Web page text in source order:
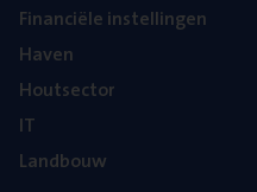
Finan­ci­ë­le instellingen
Haven
Hout­sec­tor
IT
Land­bouw